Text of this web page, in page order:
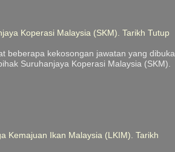
Koperasi Malaysia (SKM). Tarikh Tutup
beberapa kekosongan jawatan yang dibuka
Suruhanjaya Koperasi Malaysia (SKM).
Kemajuan Ikan Malaysia (LKIM). Tarikh